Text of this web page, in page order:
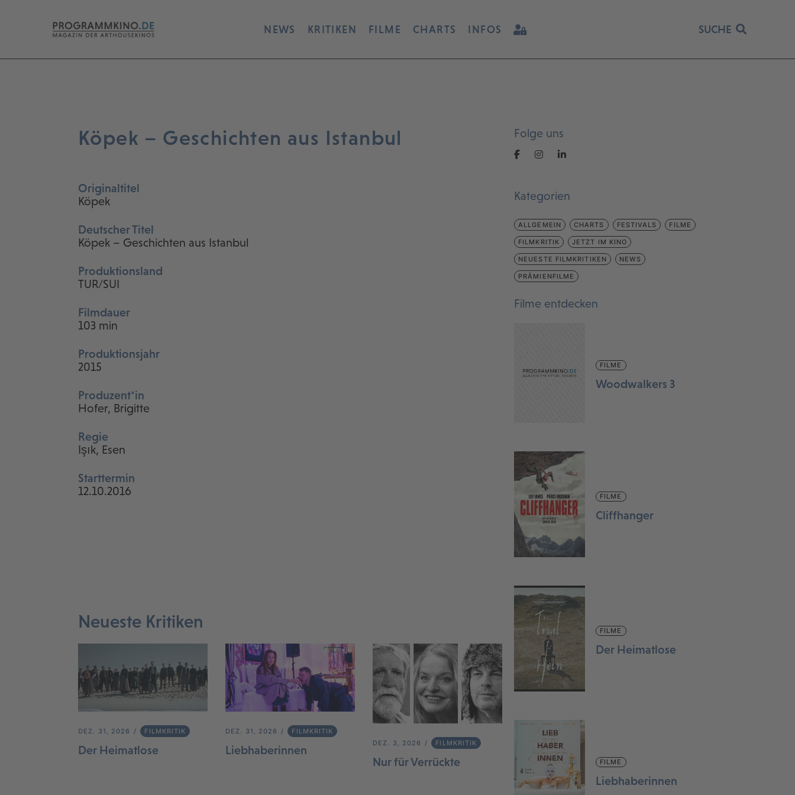
NEWS KRITIKEN FILME CHARTS INFOS SUCHE
Köpek – Geschichten aus Istanbul
Originaltitel
Köpek
Deutscher Titel
Köpek – Geschichten aus Istanbul
Produktionsland
TUR/SUI
Filmdauer
103 min
Produktionsjahr
2015
Produzent*in
Hofer, Brigitte
Regie
Işık, Esen
Starttermin
12.10.2016
Neueste Kritiken
DEZ. 31, 2026 FILMKRITIK
Der Heimatlose
DEZ. 31, 2026 FILMKRITIK
Liebhaberinnen
DEZ. 3, 2026 FILMKRITIK
Nur für Verrückte
Folge uns
Kategorien
ALLGEMEIN CHARTS FESTIVALS FILME
FILMKRITIK JETZT IM KINO
NEUESTE FILMKRITIKEN NEWS
PRÄMIENFILME
Filme entdecken
FILME
Woodwalkers 3
FILME
Cliffhanger
FILME
Der Heimatlose
FILME
Liebhaberinnen